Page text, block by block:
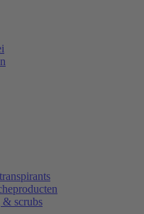
& scrubs